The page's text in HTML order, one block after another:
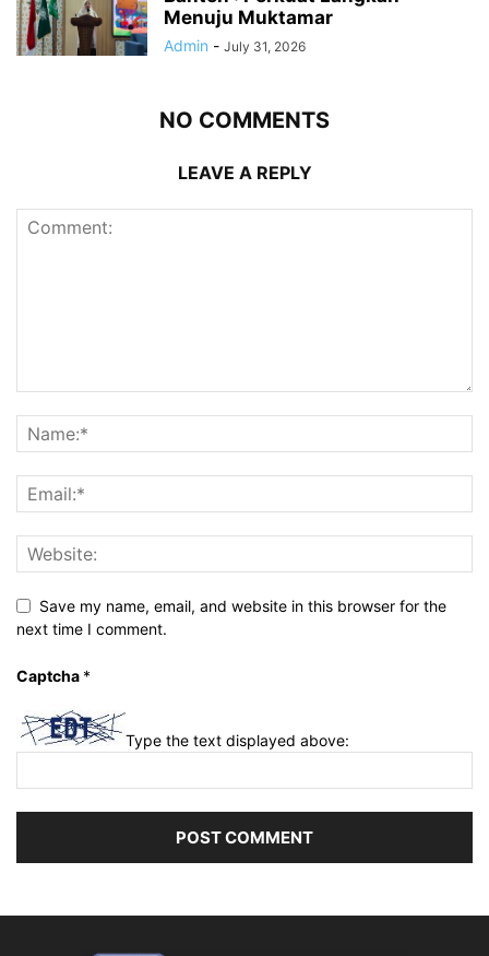
Menuju Muktamar
Admin - July 31, 2026
NO COMMENTS
LEAVE A REPLY
Save my name, email, and website in this browser for the
next time I comment.
Captcha *
Type the text displayed above: